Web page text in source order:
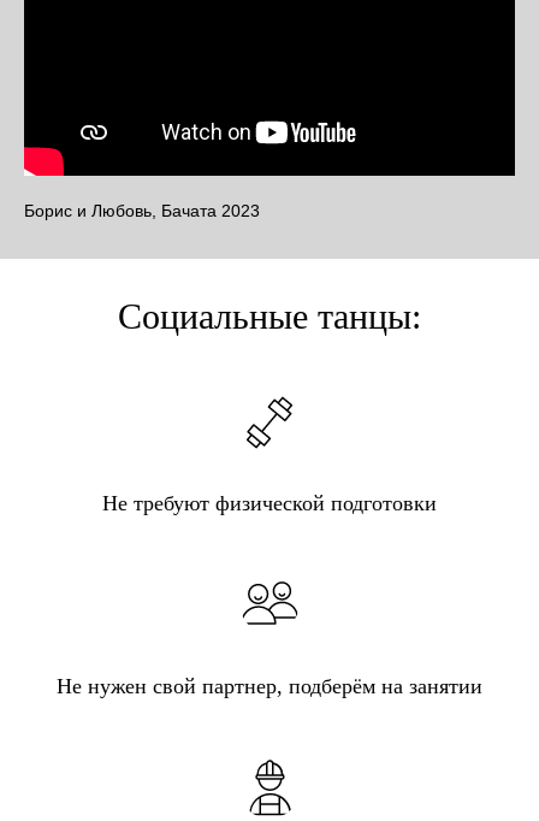
Борис и Любовь, Бачата 2023
Социальные танцы:
Не требуют физической подготовки
Не нужен свой партнер, подберём на занятии